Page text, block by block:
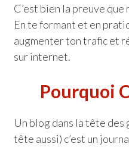
C’est bien la preuve
En te formant et en
augmenter ton trafic et
sur internet.
Pourquoi
Un blog dans la tête des
tête aussi) c’est un